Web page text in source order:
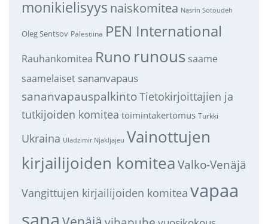
monikielisyys naiskomitea Nasrin Sotoudeh
Oleg Sentsov Palestiina PEN International
Rauhankomitea Runo runous saame
saamelaiset sananvapaus
sananvapauspalkintoTietokirjoittajien ja
tutkijoiden komitea toimintakertomus Turkki
Ukraina Uladzimir Njakljajeu Vainottujen
kirjailijoiden komitea Valko-Venäjä
Vangittujen kirjailijoiden komitea vapaa